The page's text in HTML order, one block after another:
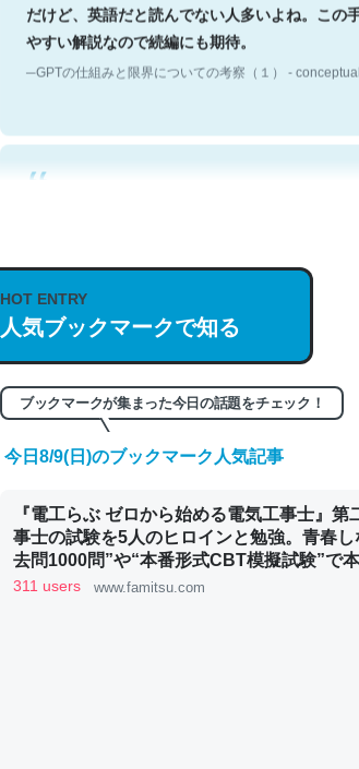
やすい解説なので続編にも期待。
─GPTの仕組みと限界についての考察（１） -
これは良記事。32768トークンだと英語小説
の伏線」は回収されないけど、短期記憶という
─GPTの仕組みと限界についての考察（１） -
昆虫ってカルシウム少ないのか。知らんかった
─ニュース :: 【研究発表】昆虫学の大問題＝「昆虫は
HOT ENTRY
人気ブックマークで知る
ブックマークが集まった今日の話題をチェック！
今日8/9(日)のブックマーク人気記事
『電工らぶ ゼロから始める電気工事士』第
事士の試験を5人のヒロインと勉強。青春し
去問1000問”や“本番形式CBT模擬試験”で
べるノベルゲーム | ゲーム・エンタメ最新情
311 users www.famitsu.com